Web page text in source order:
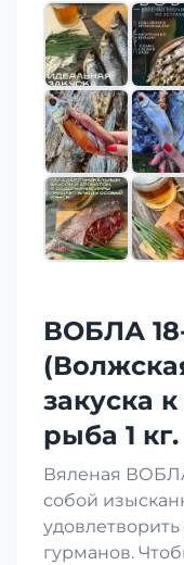
ВОБЛА
закуска
рыба 1 кг.
Вяленая
собой
гурманов.